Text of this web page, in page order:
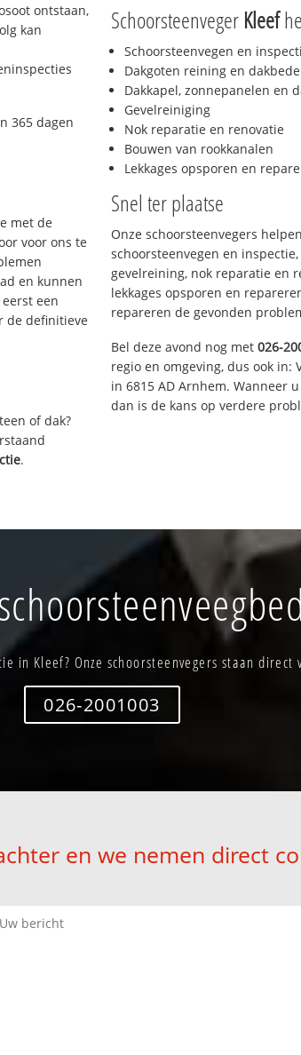
ontstaan,
kan
365 dagen
met de
voor ons te
en kunnen
een
de definitieve
of dak?
.
Schoorsteenveger Kleef
Schoorsteenvegen en
Dakgoten reining en
Dakkapel, zonnepanelen en
Gevelreiniging
Nok reparatie en renovatie
Bouwen van rookkanalen
Lekkages opsporen en
Snel ter plaatse
Onze schoorsteenvegers
schoorsteenvegen en
gevelreining, nok reparatie en
lekkages opsporen en
repareren de gevonden
Bel deze avond nog met 026-
regio en omgeving, dus ook in:
in 6815 AD Arnhem. Wanneer
dan is de kans op verdere
in Kleef? Onze schoorsteenvegers staan
026-2001003
en we nemen direct